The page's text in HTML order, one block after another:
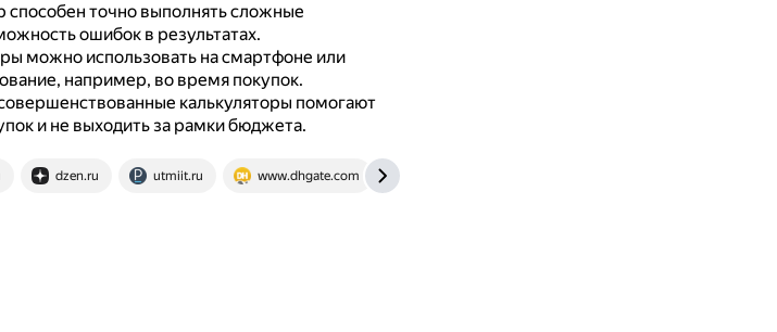
способен точно выполнять сложные
ошибок в результатах.
можно использовать на смартфоне или
например, во время покупок.
калькуляторы помогают
и не выходить за рамки бюджета.
dzen.ru utmiit.ru www.dhgate.com